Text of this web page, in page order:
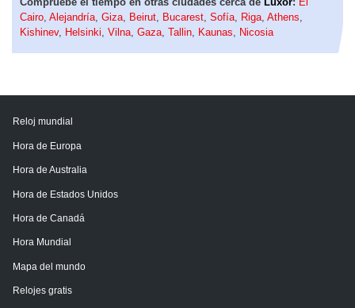
Cairo Alejandría Giza Beirut Bucarest Sofía Riga Athens
Kishinev, Helsinki Vilna Gaza Tallin Kaunas Nicosia
Reloj mundial
Hora de Europa
Hora de Australia
Hora de Estados Unidos
Hora de Canadá
Hora Mundial
Mapa del mundo
Relojes gratis